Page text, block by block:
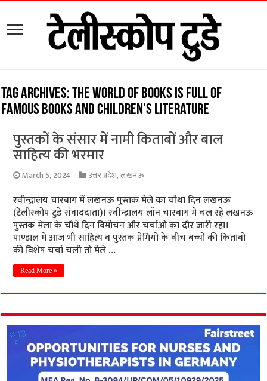
Tag Archives:The world of books is full of
famous books and children’s literature
पुस्तकों के संसार में नामी किताबों और बाल
साहित्य की भरमार
March 5, 2024 उत्तर प्रदेश,लखनऊ
रवीन्द्रालय चारबाग में लखनऊ पुस्तक मेले का चौथा दिन लखनऊ
(टेलीस्कोप टुडे संवाददाता)। रवीन्द्रालय लॉन चारबाग में चल रहे लखनऊ
पुस्तक मेला के चौथे दिन विमोचन और चर्चाओं का दौर जारी रहा।
पाण्डाल में आज भी साहित्य व पुस्तक प्रेमियों के बीच बच्चों की किताबों
की विशेष चर्चा चली तो मेले …
Read More »